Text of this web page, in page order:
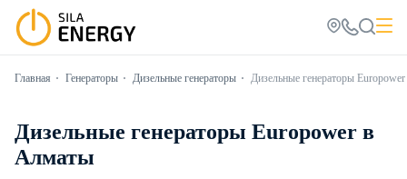
Главная Генераторы Дизельные генераторы Дизельные генераторы Europower
Дизельные генераторы Europower в
Алматы